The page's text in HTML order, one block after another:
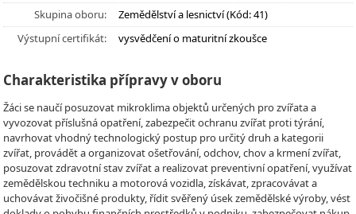
Skupina oboru:
Zemědělství a lesnictví (Kód: 41)
Výstupní certifikát:
vysvědčení o maturitní zkoušce
Charakteristika přípravy v oboru
Žáci se naučí posuzovat mikroklima objektů určených pro zvířata a
vyvozovat příslušná opatření, zabezpečit ochranu zvířat proti týrání,
navrhovat vhodný technologický postup pro určitý druh a kategorii
zvířat, provádět a organizovat ošetřování, odchov, chov a krmení zvířat,
posuzovat zdravotní stav zvířat a realizovat preventivní opatření, využívat
zemědělskou techniku a motorová vozidla, získávat, zpracovávat a
uchovávat živočišné produkty, řídit svěřený úsek zemědělské výroby, vést